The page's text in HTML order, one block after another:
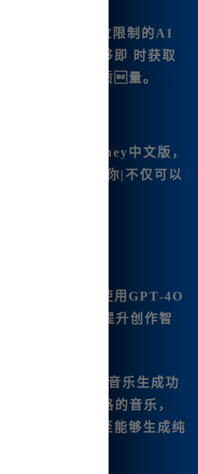
支持免费无次数限制的AI
创作过程中能够即 时获取
创作的效率和质量。
中文版，
通过注册🔥，你|不仅可以
获得以下优惠：
户可免费无限量使用GPT-4O
款顶尖模型，提升创作智
成：Suno V3.5音乐生成功
求制作多种风格的音乐，
乐器选择，甚至能够生成纯